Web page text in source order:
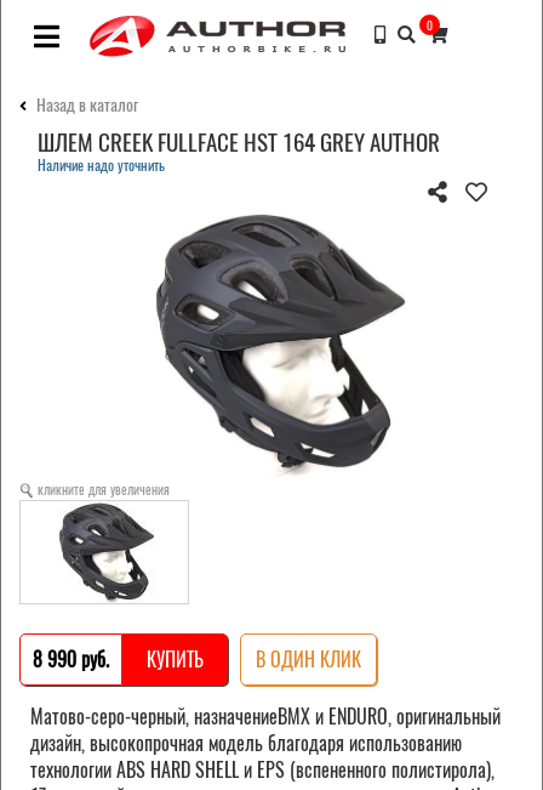
0
Назад в каталог
ШЛЕМ CREEK FULLFACE HST 164 GREY AUTHOR
Наличие надо уточнить
кликните для увеличения
8 990 pуб. КУПИТЬ В ОДИН КЛИК
Матово-серо-черный, назначениеBMX и ENDURO, оригинальный
дизайн, высокопрочная модель благодаря использованию
технологии ABS HARD SHELL и EPS (вспененного полистирола),